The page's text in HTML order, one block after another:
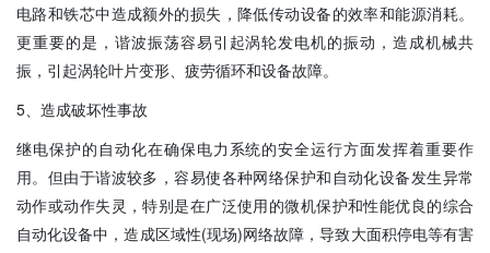
电路和铁芯中造成额外的损失，降低传动设备的效率和能源消耗。
更重要的是，谐波振荡容易引起涡轮发电机的振动，造成机械共
振，引起涡轮叶片变形、疲劳循环和设备故障。
5、造成破坏性事故
继电保护的自动化在确保电力系统的安全运行方面发挥着重要作
用。但由于谐波较多，容易使各种网络保护和自动化设备发生异常
动作或动作失灵，特别是在广泛使用的微机保护和性能优良的综合
自动化设备中，造成区域性(现场)网络故障，导致大面积停电等有害